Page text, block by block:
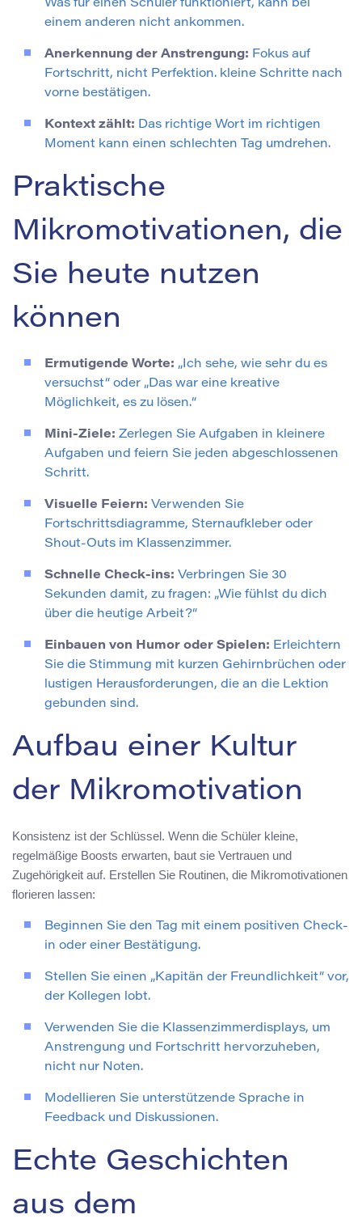
Was für einen Schüler funktioniert, kann bei
einem anderen nicht ankommen.
Anerkennung der Anstrengung: Fokus auf
Fortschritt, nicht Perfektion. kleine Schritte nach
vorne bestätigen.
Kontext zählt: Das richtige Wort im richtigen
Moment kann einen schlechten Tag umdrehen.
Praktische
Mikromotivationen, die
Sie heute nutzen
können
Ermutigende Worte: „Ich sehe, wie sehr du es
versuchst“ oder „Das war eine kreative
Möglichkeit, es zu lösen.“
Mini-Ziele: Zerlegen Sie Aufgaben in kleinere
Aufgaben und feiern Sie jeden abgeschlossenen
Schritt.
Visuelle Feiern: Verwenden Sie
Fortschrittsdiagramme, Sternaufkleber oder
Shout-Outs im Klassenzimmer.
Schnelle Check-ins: Verbringen Sie 30
Sekunden damit, zu fragen: „Wie fühlst du dich
über die heutige Arbeit?“
Einbauen von Humor oder Spielen: Erleichtern
Sie die Stimmung mit kurzen Gehirnbrüchen oder
lustigen Herausforderungen, die an die Lektion
gebunden sind.
Aufbau einer Kultur
der Mikromotivation
Konsistenz ist der Schlüssel. Wenn die Schüler kleine,
regelmäßige Boosts erwarten, baut sie Vertrauen und
Zugehörigkeit auf. Erstellen Sie Routinen, die Mikromotivationen
florieren lassen:
Beginnen Sie den Tag mit einem positiven Check-
in oder einer Bestätigung.
Stellen Sie einen „Kapitän der Freundlichkeit“ vor,
der Kollegen lobt.
Verwenden Sie die Klassenzimmerdisplays, um
Anstrengung und Fortschritt hervorzuheben,
nicht nur Noten.
Modellieren Sie unterstützende Sprache in
Feedback und Diskussionen.
Echte Geschichten
aus dem